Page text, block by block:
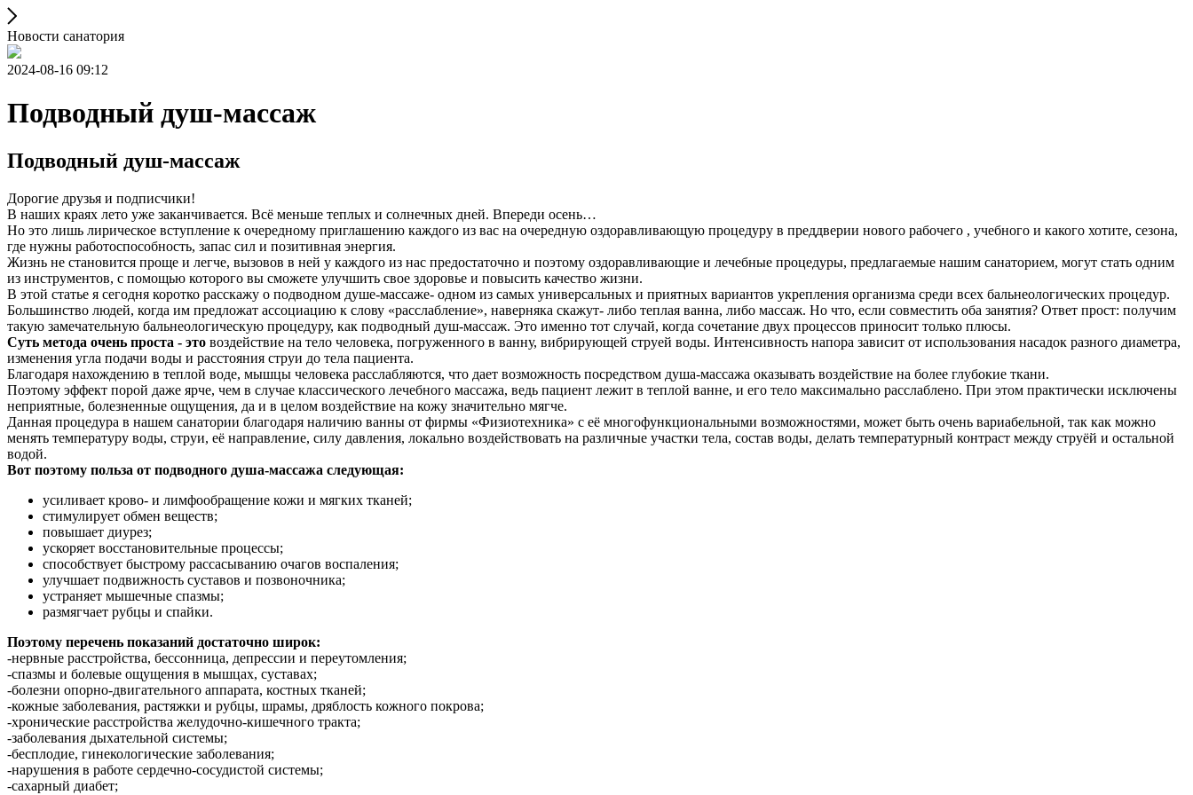
Новости санатория
2024-08-16 09:12
Подводный душ-массаж
Подводный душ-массаж
Дорогие друзья и подписчики!
В наших краях лето уже заканчивается. Всё меньше теплых и солнечных дней. Впереди осень…
Но это лишь лирическое вступление к очередному приглашению каждого из вас на очередную оздоравливающую процедуру в преддверии нового рабочего , учебного и какого хотите, сезона,
где нужны работоспособность, запас сил и позитивная энергия.
Жизнь не становится проще и легче, вызовов в ней у каждого из нас предостаточно и поэтому оздоравливающие и лечебные процедуры, предлагаемые нашим санаторием, могут стать одним
из инструментов, с помощью которого вы сможете улучшить свое здоровье и повысить качество жизни.
В этой статье я сегодня коротко расскажу о подводном душе-массаже- одном из самых универсальных и приятных вариантов укрепления организма среди всех бальнеологических процедур.
Большинство людей, когда им предложат ассоциацию к слову «расслабление», наверняка скажут- либо теплая ванна, либо массаж. Но что, если совместить оба занятия? Ответ прост: получим
такую замечательную бальнеологическую процедуру, как подводный душ-массаж. Это именно тот случай, когда сочетание двух процессов приносит только плюсы.
Суть метода очень проста - это воздействие на тело человека, погруженного в ванну, вибрирующей струей воды. Интенсивность напора зависит от использования насадок разного диаметра,
изменения угла подачи воды и расстояния струи до тела пациента.
Благодаря нахождению в теплой воде, мышцы человека расслабляются, что дает возможность посредством душа-массажа оказывать воздействие на более глубокие ткани.
Поэтому эффект порой даже ярче, чем в случае классического лечебного массажа, ведь пациент лежит в теплой ванне, и его тело максимально расслаблено. При этом практически исключены
неприятные, болезненные ощущения, да и в целом воздействие на кожу значительно мягче.
Данная процедура в нашем санатории благодаря наличию ванны от фирмы «Физиотехника» с её многофункциональными возможностями, может быть очень вариабельной, так как можно
менять температуру воды, струи, её направление, силу давления, локально воздействовать на различные участки тела, состав воды, делать температурный контраст между струёй и остальной
водой.
Вот поэтому польза от подводного душа-массажа следующая:
усиливает крово- и лимфообращение кожи и мягких тканей;
стимулирует обмен веществ;
повышает диурез;
ускоряет восстановительные процессы;
способствует быстрому рассасыванию очагов воспаления;
улучшает подвижность суставов и позвоночника;
устраняет мышечные спазмы;
размягчает рубцы и спайки.
Поэтому перечень показаний достаточно широк:
-нервные расстройства, бессонница, депрессии и переутомления;
-спазмы и болевые ощущения в мышцах, суставах;
-болезни опорно-двигательного аппарата, костных тканей;
-кожные заболевания, растяжки и рубцы, шрамы, дряблость кожного покрова;
-хронические расстройства желудочно-кишечного тракта;
-заболевания дыхательной системы;
-бесплодие, гинекологические заболевания;
-нарушения в работе сердечно-сосудистой системы;
-сахарный диабет;